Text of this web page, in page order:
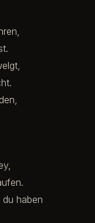
haben